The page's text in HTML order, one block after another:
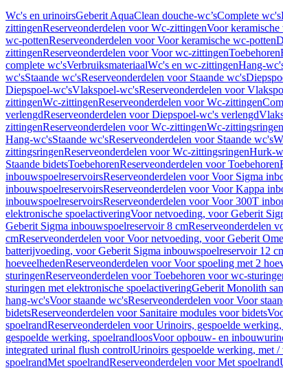
Wc's en urinoirsGeberit AquaClean douche-wc’sComplete wc's
zittingenReserveonderdelen voor Wc-zittingenVoor keramische
wc-pottenReserveonderdelen voor Voor keramische wc-potten
zittingenReserveonderdelen voor Voor wc-zittingenToebehoren
complete wc'sVerbruiksmateriaalWc's en wc-zittingenHang-
wc'sStaande wc'sReserveonderdelen voor Staande wc's
Diepspoel-wc'sVlakspoel-wc'sReserveonderdelen voor
zittingenWc-zittingenReserveonderdelen voor Wc-zittingen
verlengdReserveonderdelen voor Diepspoel-wc's verlengd
zittingenReserveonderdelen voor Wc-zittingenWc-zittingsringen
Hang-wc'sStaande wc'sReserveonderdelen voor Staande wc's
zittingsringenReserveonderdelen voor Wc-zittingsringenHurk-
Staande bidetsToebehorenReserveonderdelen voor Toebehoren
inbouwspoelreservoirsReserveonderdelen voor Voor Sigma
inbouwspoelreservoirsReserveonderdelen voor Voor Kappa
inbouwspoelreservoirsReserveonderdelen voor Voor 300T
elektronische spoelactiveringVoor netvoeding, voor Geberit
Geberit Sigma inbouwspoelreservoir 8 cmReserveonderdelen
cmReserveonderdelen voor Voor netvoeding, voor Geberit
batterijvoeding, voor Geberit Sigma inbouwspoelreservoir 12
hoeveelhedenReserveonderdelen voor Voor spoeling met 2
sturingenReserveonderdelen voor Toebehoren voor wc-
sturingen met elektronische spoelactiveringGeberit Monolith
hang-wc'sVoor staande wc'sReserveonderdelen voor Voor
bidetsReserveonderdelen voor Sanitaire modules voor bidets
spoelrandReserveonderdelen voor Urinoirs, gespoelde werking,
gespoelde werking, spoelrandloosVoor opbouw- en
integrated urinal flush controlUrinoirs gespoelde werking, met /
spoelrandMet spoelrandReserveonderdelen voor Met spoelrand